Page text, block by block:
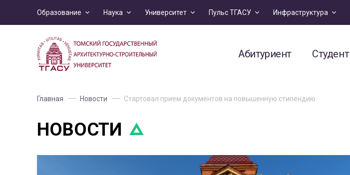
Образование Наука Университет Пульс ТГАСУ Инфраструктура
Абитуриент Студент
Главная Новости Стартовал прием документов на повышенную стипендию
НОВОСТИ